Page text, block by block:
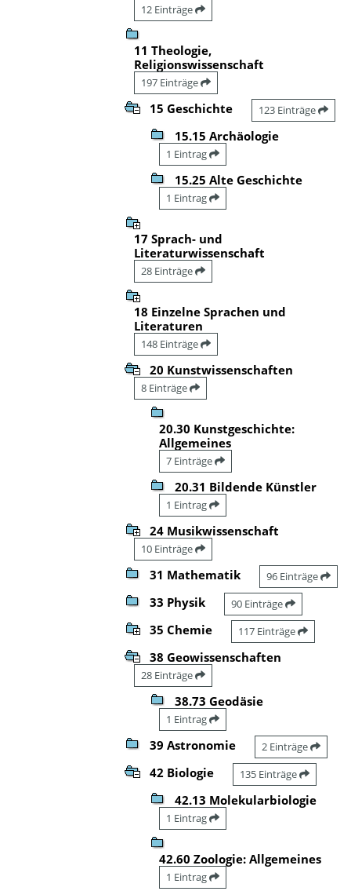
12 Einträge
11 Theologie,
Religionswissenschaft
197 Einträge
15 Geschichte 123 Einträge
15.15 Archäologie
1 Eintrag
15.25 Alte Geschichte
1 Eintrag
17 Sprach- und
Literaturwissenschaft
28 Einträge
18 Einzelne Sprachen und
Literaturen
148 Einträge
20 Kunstwissenschaften
8 Einträge
20.30 Kunstgeschichte:
Allgemeines
7 Einträge
20.31 Bildende Künstler
1 Eintrag
24 Musikwissenschaft
10 Einträge
31 Mathematik 96 Einträge
33 Physik 90 Einträge
35 Chemie 117 Einträge
38 Geowissenschaften
28 Einträge
38.73 Geodäsie
1 Eintrag
39 Astronomie 2 Einträge
42 Biologie 135 Einträge
42.13 Molekularbiologie
1 Eintrag
42.60 Zoologie: Allgemeines
1 Eintrag